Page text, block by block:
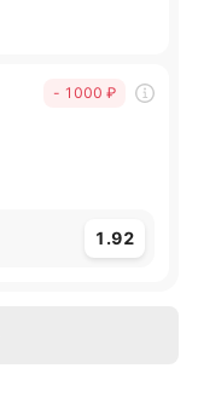
- 1000 ₽
1.92